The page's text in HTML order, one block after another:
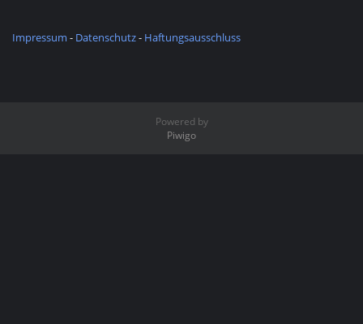
Impressum - Datenschutz- Haftungsausschluss
Powered by
Piwigo